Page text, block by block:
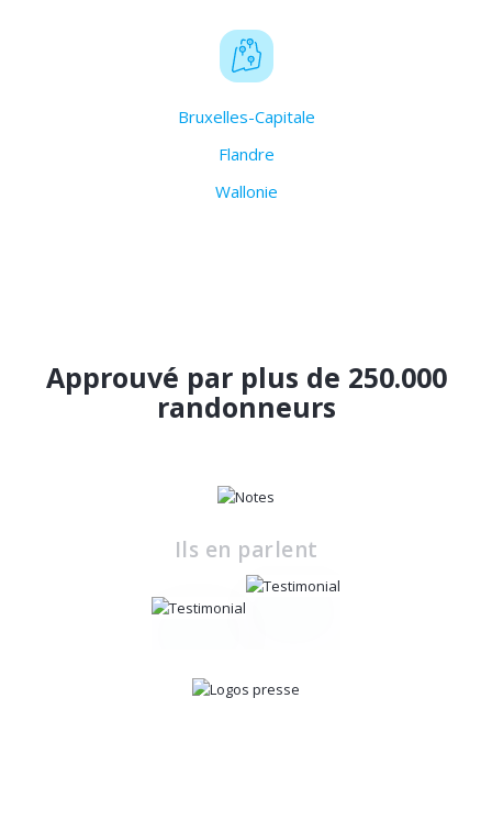
Bruxelles-Capitale
Flandre
Wallonie
Approuvé par plus de 250.000
randonneurs
Ils en parlent